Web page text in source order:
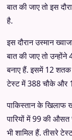
बात की जाए तो इस
है.
इस दौरान उस्मान
बात की जाए तो
बनाए हैं. इसमें 12 शतक
टेस्ट में 388 चौके और
पाकिस्तान के खिलाफ
पारियों में 99 की
भी शामिल हैं. तीसरे